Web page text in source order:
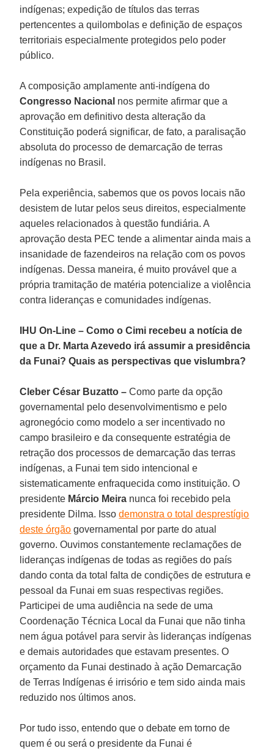
indígenas; expedição de títulos das terras
pertencentes a quilombolas e definição de espaços
territoriais especialmente protegidos pelo poder
público.
A composição amplamente anti-indígena do
Congresso Nacional nos permite afirmar que a
aprovação em definitivo desta alteração da
Constituição poderá significar, de fato, a paralisação
absoluta do processo de demarcação de terras
indígenas no Brasil.
Pela experiência, sabemos que os povos locais não
desistem de lutar pelos seus direitos, especialmente
aqueles relacionados à questão fundiária. A
aprovação desta PEC tende a alimentar ainda mais a
insanidade de fazendeiros na relação com os povos
indígenas. Dessa maneira, é muito provável que a
própria tramitação de matéria potencialize a violência
contra lideranças e comunidades indígenas.
IHU On-Line – Como o Cimi recebeu a notícia de
que a Dr. Marta Azevedo irá assumir a presidência
da Funai? Quais as perspectivas que vislumbra?
Cleber César Buzatto – Como parte da opção
governamental pelo desenvolvimentismo e pelo
agronegócio como modelo a ser incentivado no
campo brasileiro e da consequente estratégia de
retração dos processos de demarcação das terras
indígenas, a Funai tem sido intencional e
sistematicamente enfraquecida como instituição. O
presidente Márcio Meira nunca foi recebido pela
presidente Dilma. Issodemonstra o total desprestígio
deste órgão governamental por parte do atual
governo. Ouvimos constantemente reclamações de
lideranças indígenas de todas as regiões do país
dando conta da total falta de condições de estrutura e
pessoal da Funai em suas respectivas regiões.
Participei de uma audiência na sede de uma
Coordenação Técnica Local da Funai que não tinha
nem água potável para servir às lideranças indígenas
e demais autoridades que estavam presentes. O
orçamento da Funai destinado à ação Demarcação
de Terras Indígenas é irrisório e tem sido ainda mais
reduzido nos últimos anos.
Por tudo isso, entendo que o debate em torno de
quem é ou será o presidente da Funai é